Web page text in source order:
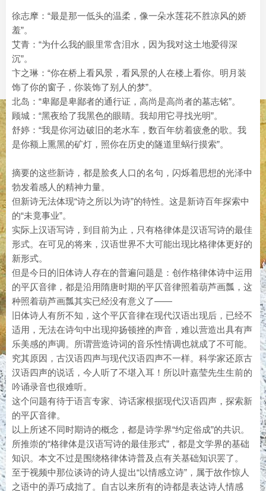
徐志摩：“最是那一低头的温柔，像一朵水莲花不胜凉风的娇
羞”。
艾青：“为什么我的眼里常含泪水，因为我对这土地爱得深
沉”。
卞之琳：“你在桥上看风景，看风景的人在楼上看你。明月装
饰了你的窗子，你装饰了别人的梦”。
北岛：“卑鄙是卑鄙者的通行证，高尚是高尚者的墓志铭”。
顾城：“黑夜给了我黑色的眼睛。我却用它寻找光明”。
舒婷：“我是你河边破旧的老水车，数百年纺着疲惫的歌。我
是你额上熏黑的矿灯，照你在历史的隧道里蜗行摸索”。
摘要的这些新诗，都是脍炙人口的名句，闪烁着思想的光泽中
勃发着感人的精神力量。
但新诗无法体现“诗之所以为诗”的特性。这是新诗百年探索中
的“未竟事业”。
实际上汉语写诗，到目前为止，只有格律体是汉语写诗的最佳
形式。在可见的将来，汉语世界不大可能出现比格律体更好的
新形式。
但是今日的旧体诗人存在的普遍问题是：创作格律体诗中运用
的平仄音律，都是沿用隋唐时期的平仄音律照着葫芦画瓢，这
种照着葫芦画瓢其实已经没有意义了——
旧体诗人有所不知，这个平仄音律在现代汉语出现后，已经不
适用，无法在诗句中出现抑扬顿挫的声音，难以营造出具有声
乐美感的声调。所谓营造诗词的音乐性情调也就成了不可能。
究其原因，古汉语四声与现代汉语四声不一样。科学家还原古
汉语四声的说话，今人听了不堪入耳！所以叶嘉莹先生生前的
吟诵录音也很难听。
这个问题有待于语言专家、诗话家根据现代汉语四声，探索新
的平仄音律。
以上所述不同时期诗的概念，都是诗学界“约定俗成”的共识。
所推崇的“格律体是汉语写诗的最佳形式”，都是文学界的基础
知识。本文不过是围绕格律体诗普及点有关基础知识罢了。
至于视频中那位谈诗的诗人提出“以情感立诗”，属于故作惊人
之语中的弄巧成拙了。自古以来所有的诗都是表达诗人情感